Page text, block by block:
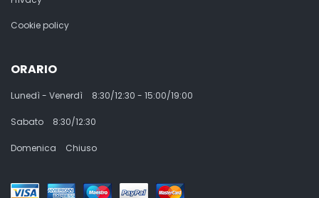
Cookie policy
ORARIO
Lunedì - Venerdì 8:30/12:30 - 15:00/19:00
Sabato 8:30/12:30
Domenica Chiuso